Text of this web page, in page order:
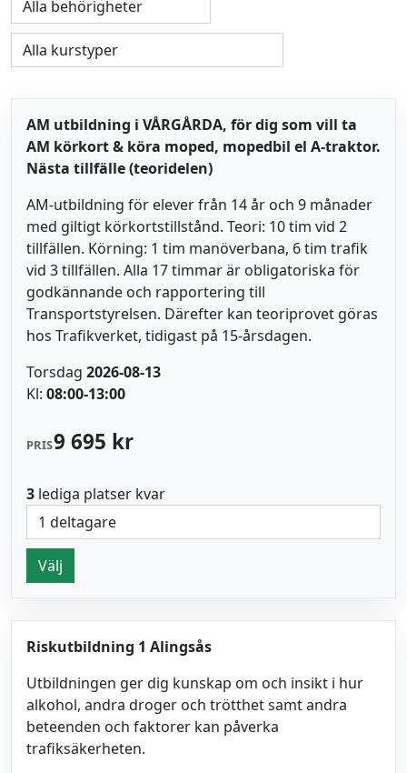
AM utbildning i VÅRGÅRDA, för dig som vill ta
AM körkort & köra moped, mopedbil el A-traktor.
Nästa tillfälle (teoridelen)
AM-utbildning för elever från 14 år och 9 månader
med giltigt körkortstillstånd. Teori: 10 tim vid 2
tillfällen. Körning: 1 tim manöverbana, 6 tim trafik
vid 3 tillfällen. Alla 17 timmar är obligatoriska för
godkännande och rapportering till
Transportstyrelsen. Därefter kan teoriprovet göras
hos Trafikverket, tidigast på 15-årsdagen.
Torsdag 2026-08-13
Kl: 08:00-13:00
PRIS9 695 kr
3 lediga platser kvar
Välj
Riskutbildning 1 Alingsås
Utbildningen ger dig kunskap om och insikt i hur
alkohol, andra droger och trötthet samt andra
beteenden och faktorer kan påverka
trafiksäkerheten.